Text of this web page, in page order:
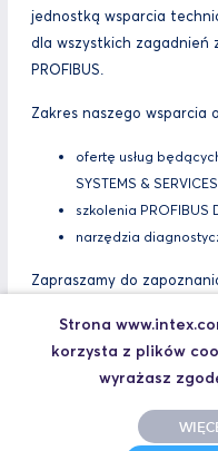
jednostką wsparcia
dla wszystkich zagadnień
PROFIBUS.
Zakres naszego wsparcia
ofertę usług
SYSTEMS & SERVICES
szkolenia PROFIBUS
narzędzia
Zapraszamy do
Strona
korzysta z plików
wyrażasz